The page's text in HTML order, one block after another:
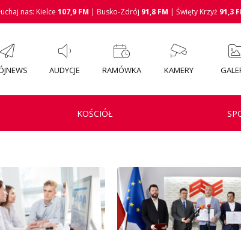
nas: Kielce 107,9 FM | Busko-Zdrój 91,8 FM | Święty Krzyż 91,3
AUDYCJE RAMÓWKA KAMERY
KOŚCIÓŁ